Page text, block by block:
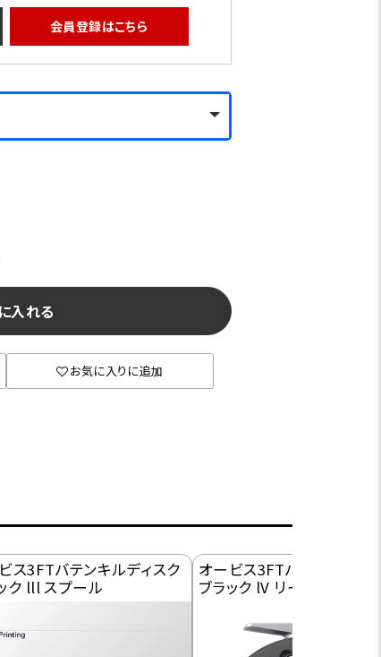
会員登録はこちら
入れる
お気に入りに追加
ス3FTバテンキルディスク
ク lll スプール
オービス3FTバテンキルデ
ブラック lV リール